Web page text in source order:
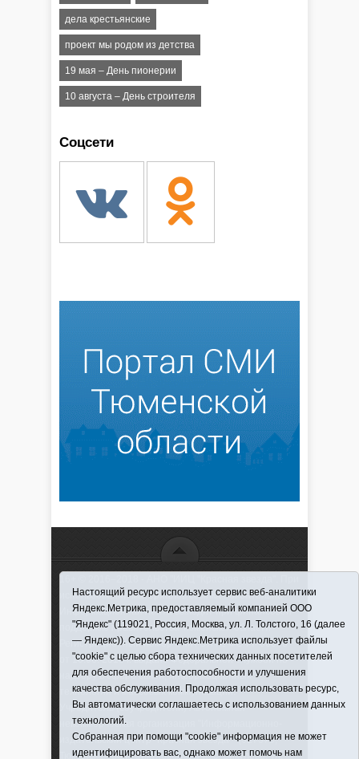
дела крестьянские
проект мы родом из детства
19 мая – День пионерии
10 августа – День строителя
Соцсети
использовании материалов ссылка обязательна
Информационная лента выходит при финансовой
поддержке правительства Тюменской области
Регистрационный номер СМИ ЭЛ № ФС 77-66066
от 10.06. 2016 г. выдано Федеральной службой по
надзору в сфере связи, информационных
технологий и массовых коммуникаций.
Учредитель (соучредители) Автономная
некоммерческая организация "Информационно-
издательский центр "Красная звезда"" (627570,
Тюменская обл., Викуловский р-н, с. Викулово, ул.
Настоящий ресурс использует сервис веб-аналитики
Яндекс.Метрика, предоставляемый компанией ООО
"Яндекс" (119021, Россия, Москва, ул. Л. Толстого, 16 (далее
— Яндекс)). Сервис Яндекс.Метрика использует файлы
"cookie" с целью сбора технических данных посетителей
для обеспечения работоспособности и улучшения
качества обслуживания. Продолжая использовать ресурс,
Вы автоматически соглашаетесь с использованием данных
технологий.
Собранная при помощи "cookie" информация не может
идентифицировать вас, однако может помочь нам